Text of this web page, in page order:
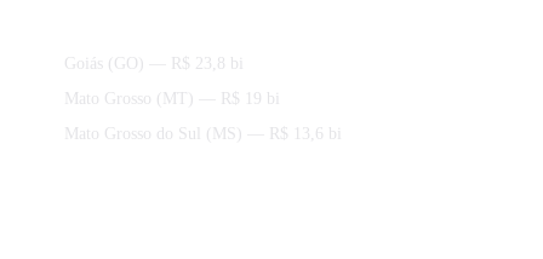
Goiás (GO) — R$ 23,8 bi
Mato Grosso (MT) — R$ 19 bi
Mato Grosso do Sul (MS) — R$ 13,6 bi